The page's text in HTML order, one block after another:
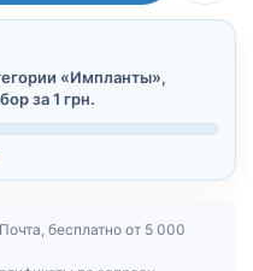
«Импланты»,
за 1 грн.
бесплатно от 5 000